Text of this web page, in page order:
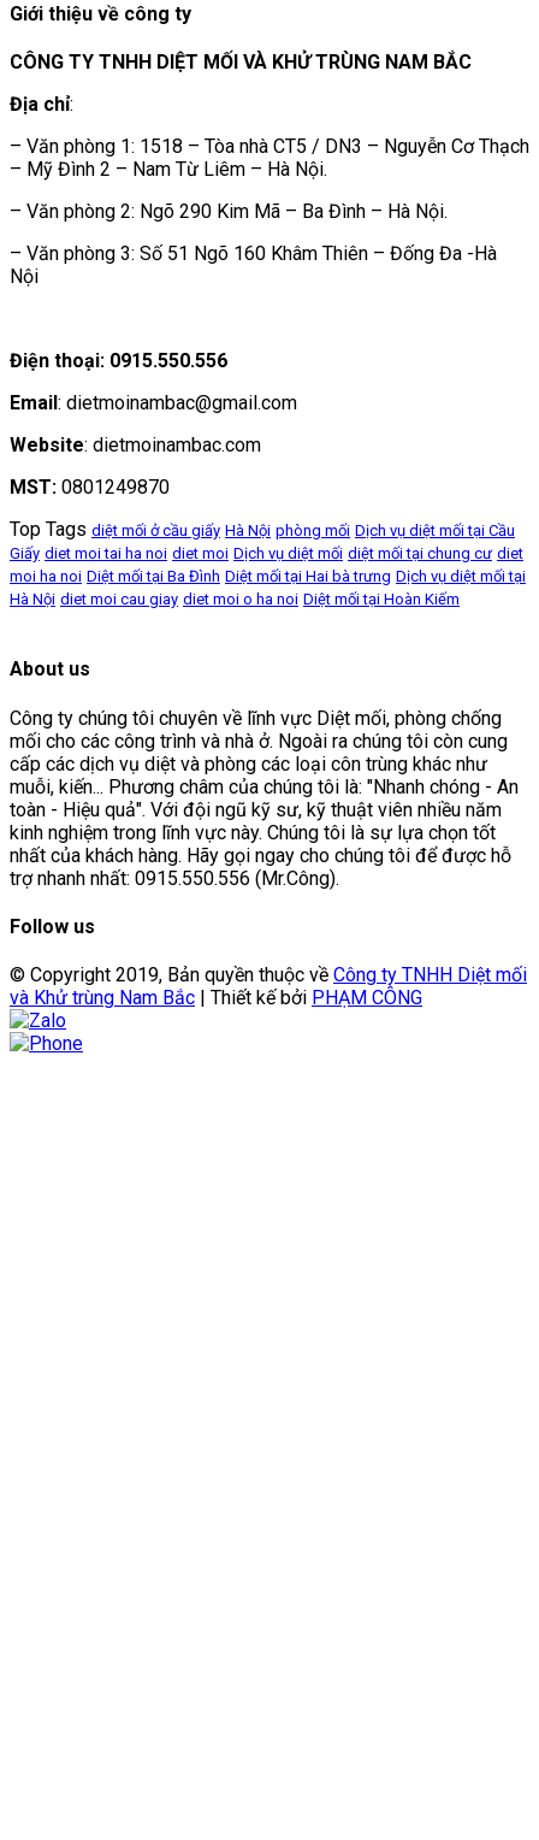
Giới thiệu về công ty
CÔNG TY TNHH DIỆT MỐI VÀ KHỬ TRÙNG NAM BẮC
Địa chỉ:
– Văn phòng 1: 1518 – Tòa nhà CT5 / DN3 – Nguyễn Cơ Thạch
– Mỹ Đình 2 – Nam Từ Liêm – Hà Nội.
– Văn phòng 2: Ngõ 290 Kim Mã – Ba Đình – Hà Nội.
– Văn phòng 3: Số 51 Ngõ 160 Khâm Thiên – Đống Đa -Hà
Nội
Điện thoại: 0915.550.556
Email: dietmoinambac@gmail.com
Website: dietmoinambac.com
MST: 0801249870
Top Tags diệt mối ở cầu giấy Hà Nội phòng mối Dịch vụ diệt mối tại Cầu
Giấy diet moi tai ha noi diet moi Dịch vụ diệt mối diệt mối tại chung cư diet
moi ha noi Diệt mối tại Ba Đình Diệt mối tại Hai bà trưng Dịch vụ diệt mối tại
Hà Nội diet moi cau giay diet moi o ha noi Diệt mối tại Hoàn Kiếm
About us
Công ty chúng tôi chuyên về lĩnh vực Diệt mối, phòng chống
mối cho các công trình và nhà ở. Ngoài ra chúng tôi còn cung
cấp các dịch vụ diệt và phòng các loại côn trùng khác như
muỗi, kiến... Phương châm của chúng tôi là: "Nhanh chóng - An
toàn - Hiệu quả". Với đội ngũ kỹ sư, kỹ thuật viên nhiều năm
kinh nghiệm trong lĩnh vực này. Chúng tôi là sự lựa chọn tốt
nhất của khách hàng. Hãy gọi ngay cho chúng tôi để được hỗ
trợ nhanh nhất: 0915.550.556 (Mr.Công).
Follow us
© Copyright 2019, Bản quyền thuộc về Công ty TNHH Diệt mối
và Khử trùng Nam Bắc | Thiết kế bởi PHẠM CÔNG